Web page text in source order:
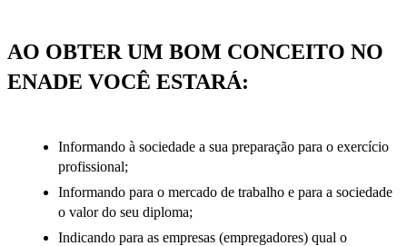
AO OBTER UM BOM CONCEITO NO
ENADE VOCÊ ESTARÁ:
Informando à sociedade a sua preparação para o exercício
profissional;
Informando para o mercado de trabalho e para a sociedade
o valor do seu diploma;
Indicando para as empresas (empregadores) qual o